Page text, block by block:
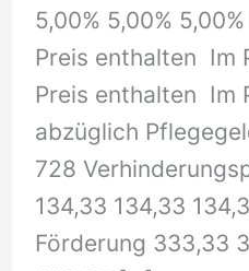
5,00% 5,00%
Preis enthalten Im
Preis enthalten Im
abzüglich
728
134,33 134,33
Förderung 333,33